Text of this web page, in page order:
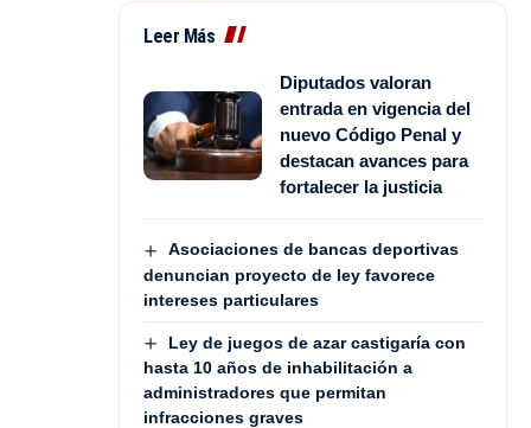
Leer Más
Diputados valoran
entrada en vigencia del
nuevo Código Penal y
destacan avances para
fortalecer la justicia
Asociaciones de bancas deportivas
denuncian proyecto de ley favorece
intereses particulares
Ley de juegos de azar castigaría con
hasta 10 años de inhabilitación a
administradores que permitan
infracciones graves